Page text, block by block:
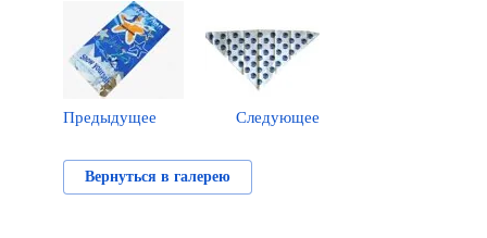
Предыдущее Следующее
Вернуться в галерею